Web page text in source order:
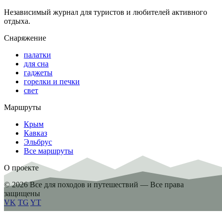
Независимый журнал для туристов и любителей активного
отдыха.
Снаряжение
палатки
для сна
гаджеты
горелки и печки
свет
Маршруты
Крым
Кавказ
Эльбрус
Все маршруты
О проекте
© 2026 Все для походов и путешествий — Все права
защищены
VK TG YT